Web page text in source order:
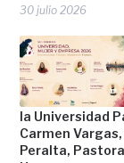
30 julio 2026
la Universidad
Carmen
Peralta,